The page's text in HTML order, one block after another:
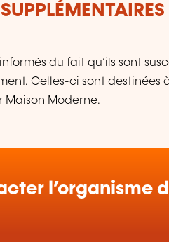
du fait qu’ils sont
Celles-ci sont destinées
Maison Moderne.
l’organisme